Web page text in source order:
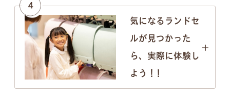
気になるランドセ
ルが見つかった
ら、実際に体験し
よう！!